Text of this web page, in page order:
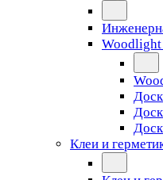
Woodlight
Клеи и